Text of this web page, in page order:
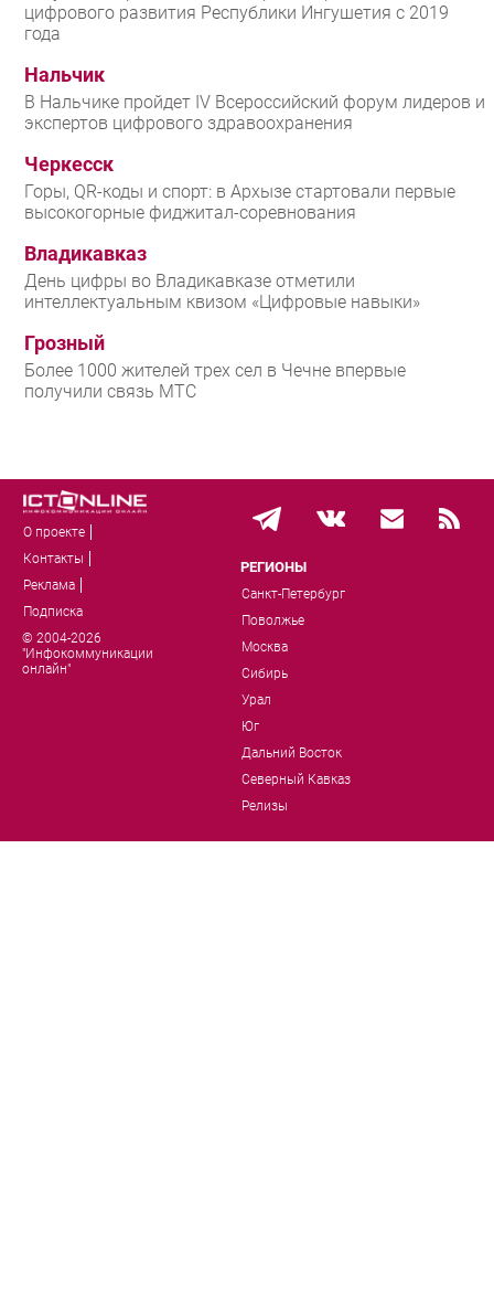
цифрового развития Республики Ингушетия с 2019
года
Нальчик
В Нальчике пройдет IV Всероссийский форум лидеров и
экспертов цифрового здравоохранения
Черкесск
Горы, QR-коды и спорт: в Архызе стартовали первые
высокогорные фиджитал-соревнования
Владикавказ
День цифры во Владикавказе отметили
интеллектуальным квизом «Цифровые навыки»
Грозный
Более 1000 жителей трех сел в Чечне впервые
получили связь МТС
О проекте
Контакты
Реклама
Подписка
© 2004-2026
"Инфокоммуникации
онлайн"
РЕГИОНЫ
Санкт-Петербург
Поволжье
Москва
Сибирь
Урал
Юг
Дальний Восток
Северный Кавказ
Релизы